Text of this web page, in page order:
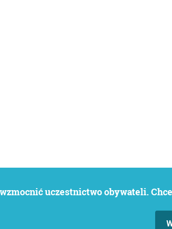
wzmocnić uczestnictwo obywateli.